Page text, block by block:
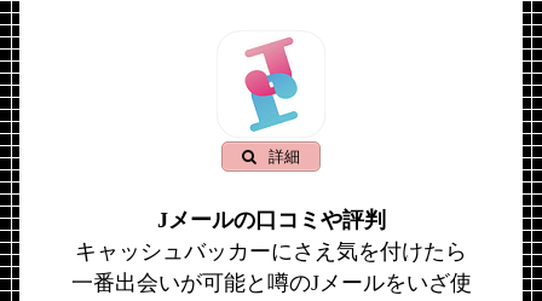
詳細
Jメールの口コミや評判
キャッシュバッカーにさえ気を付けたら
一番出会いが可能と噂のJメールをいざ使